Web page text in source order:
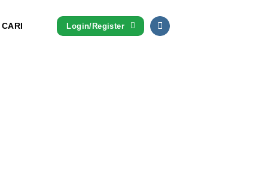
CARI Login/Register